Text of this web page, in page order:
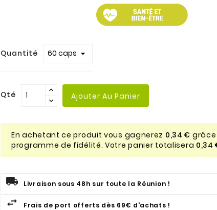
Quantité
Qté Ajouter Au Panier
En achetant ce produit vous gagnerez 0,34 €
programme de fidélité. Votre panier totalisera 0,34
Livraison sous 48h sur toute la Réunion !
Frais de port offerts dès 69€ d'achats !